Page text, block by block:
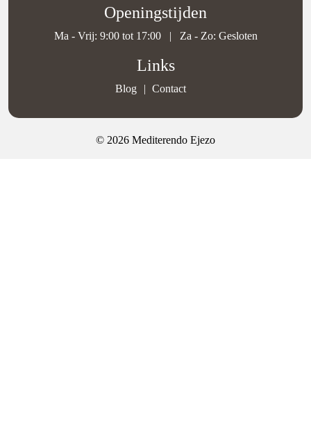
Openingstijden
Ma - Vrij: 9:00 tot 17:00 | Za - Zo: Gesloten
Links
Blog Contact
© 2026 Mediterendo Ejezo